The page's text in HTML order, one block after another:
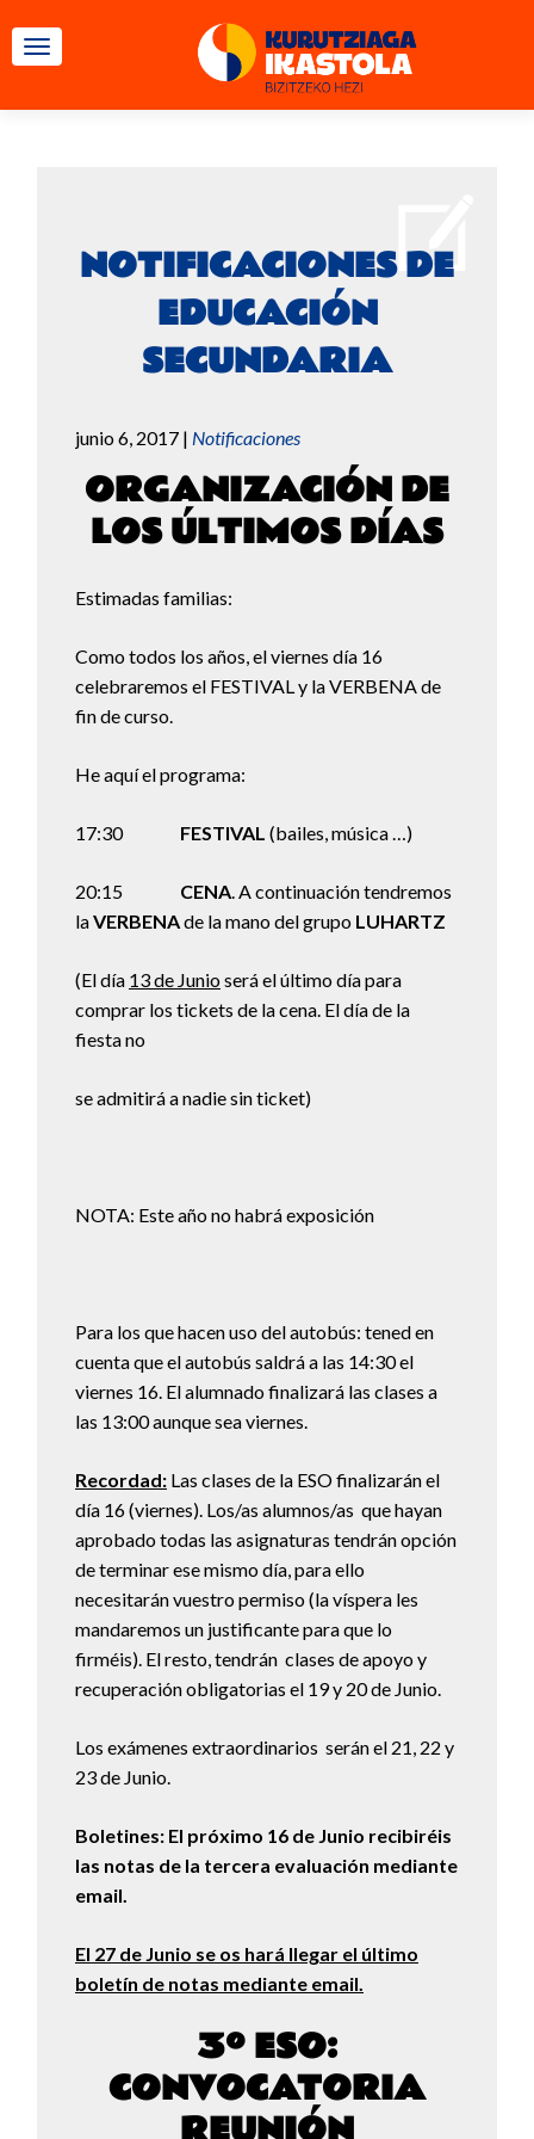
CAMBIAR NAVEGACIÓN
NOTIFICACIONES DE
EDUCACIÓN
SECUNDARIA
junio 6, 2017 | Notificaciones
ORGANIZACIÓN DE
LOS ÚLTIMOS DÍAS
Estimadas familias:
Como todos los años, el viernes día 16
celebraremos el FESTIVAL y la VERBENA de
fin de curso.
He aquí el programa:
17:30 FESTIVAL (bailes, música …)
20:15 CENA. A continuación tendremos
laVERBENAde la mano del grupo LUHARTZ
(El día 13 de Junioserá el último día para
comprar los tickets de la cena. El día de la
fiesta no
se admitirá a nadie sin ticket)
NOTA: Este año no habrá exposición
Para los que hacen uso del autobús: tened en
cuenta que el autobús saldrá a las 14:30 el
viernes 16. El alumnado finalizará las clases a
las 13:00 aunque sea viernes.
Recordad: Las clases de la ESO finalizarán el
día 16 (viernes). Los/as alumnos/as que hayan
aprobado todas las asignaturas tendrán opción
de terminar ese mismo día, para ello
necesitarán vuestro permiso (la víspera les
mandaremos un justificante para que lo
firméis). El resto, tendrán clases de apoyo y
recuperación obligatorias el 19 y 20 de Junio.
Los exámenes extraordinarios serán el 21, 22 y
23 de Junio.
Boletines: El próximo 16 de Junio recibiréis
las notas de la tercera evaluación mediante
email.
El 27 de Junio se os hará llegar el último
boletín de notas mediante email.
3º ESO:
CONVOCATORIA